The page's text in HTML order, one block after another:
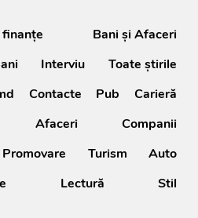
finanţe
Bani și Afaceri
Interviu
Toate știrile
Contacte Pub
Carieră
Afaceri
Companii
Promovare Turism
Auto
Lectură Stil